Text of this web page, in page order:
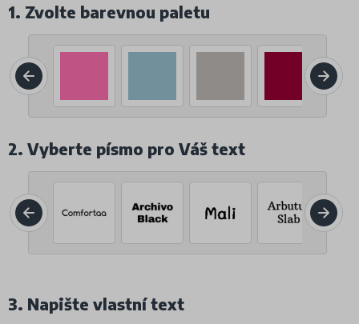
1. Zvolte barevnou paletu
2. Vyberte písmo pro Váš text
3. Napište vlastní text